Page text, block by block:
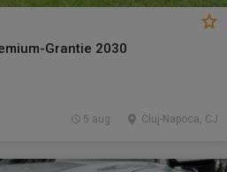
Grantie 2030
Cluj-Napoca, CJ
5 aug.